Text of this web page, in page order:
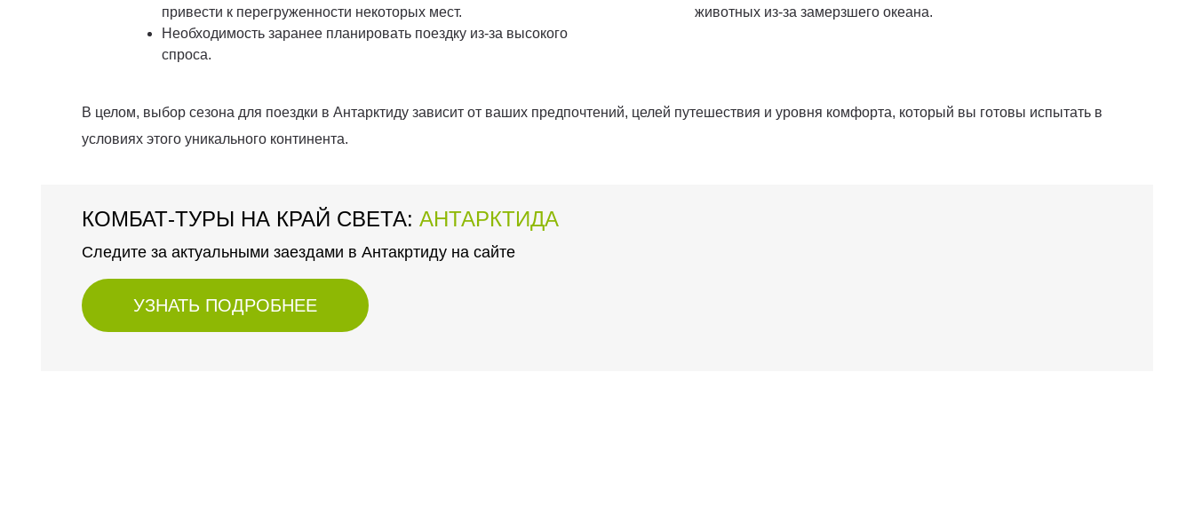
привести к перегруженности некоторых мест.
Необходимость заранее планировать поездку из-за высокого
спроса.
животных из-за замерзшего океана.
В целом, выбор сезона для поездки в Антарктиду зависит от ваших предпочтений, целей путешествия и уровня комфорта, который вы готовы испытать в
условиях этого уникального континента.
УЗНАТЬ ПОДРОБНЕЕ
КОМБАТ-ТУРЫ НА КРАЙ СВЕТА: АНТАРКТИДА
Следите за актуальными заездами в Антакртиду на сайте